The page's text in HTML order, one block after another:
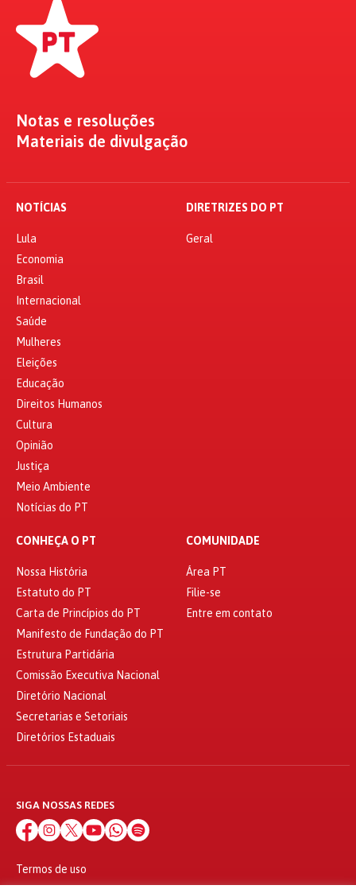
Notas e resoluções
Materiais de divulgação
NOTÍCIAS
Lula
Economia
Brasil
Internacional
Saúde
Mulheres
Eleições
Educação
Direitos Humanos
Cultura
Opinião
Justiça
Meio Ambiente
Notícias do PT
DIRETRIZES DO PT
Geral
CONHEÇA O PT
Nossa História
Estatuto do PT
Carta de Princípios do PT
Manifesto de Fundação do PT
Estrutura Partidária
Comissão Executiva Nacional
Diretório Nacional
Secretarias e Setoriais
Diretórios Estaduais
COMUNIDADE
Área PT
Filie-se
Entre em contato
SIGA NOSSAS REDES
Termos de uso